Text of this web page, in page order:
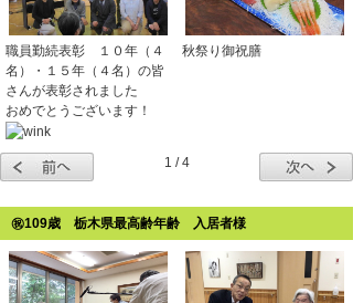
職員勤続表彰 １０年（４
名）・１５年（４名）の皆
さんが表彰されました
おめでとうございます！
秋祭り御祝膳
1 / 4
㊗109歳 栃木県最高齢年齢 入居者様